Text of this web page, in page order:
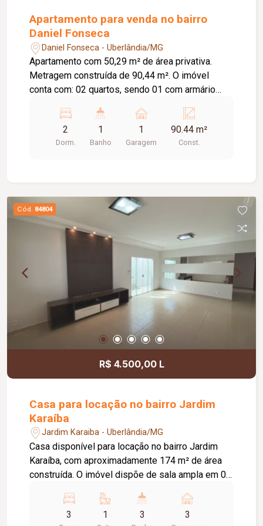
Apartamento para venda no bairro
Daniel Fonseca
Daniel Fonseca - Uberlândia/MG
Apartamento com 50,29 m² de área privativa.
Metragem construída de 90,44 m². O imóvel
conta com: 02 quartos, sendo 01 com armário
ambientes; Banheiro social com armário e box em
blindex; Cozinha com armário; Lavanderia; 01
vaga de garagem coberta; O condomínio oferece:
proporcionando conforto e praticidade para o dia
a dia.
2
Dorm.
1
Banho
1
Garagem
90.44 m²
Const.
Cód. 84804
R$ 4.500,00 L
Casa para locação no bairro Jardim
Karaíba
Jardim Karaiba - Uberlândia/MG
Casa disponível para locação no bairro Jardim
Karaíba, com aproximadamente 174 m² de área
construída. O imóvel dispõe de sala ampla em 02
01 suíte, banheiro social com armário, cozinha
americana planejada com armários, fogão
3 1 3 3